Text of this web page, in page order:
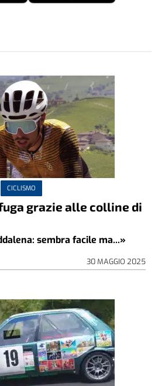
CICLISMO
grazie alle colline di
sembra facile ma...»
30 MAGGIO 2025